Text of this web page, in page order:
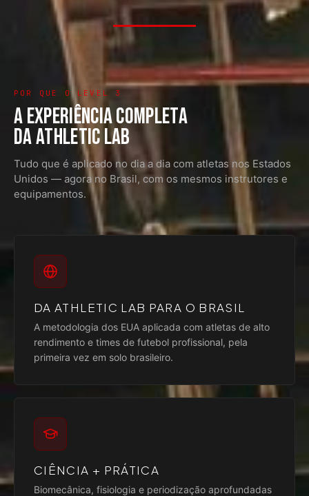
POR QUE O LEVEL 3
A EXPERIÊNCIA COMPLETA
DA ATHLETIC LAB
Tudo que é aplicado no dia a dia com atletas nos Estados
Unidos — agora no Brasil, com os mesmos instrutores e
equipamentos.
DA ATHLETIC LAB PARA O BRASIL
A metodologia dos EUA aplicada com atletas de alto
rendimento e times de futebol profissional, pela
primeira vez em solo brasileiro.
CIÊNCIA + PRÁTICA
Biomecânica, fisiologia e periodização aprofundadas